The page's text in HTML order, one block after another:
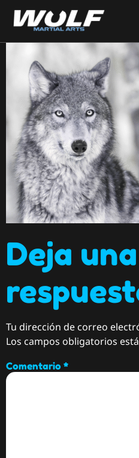
Deja una
Tu dirección de correo
Los campos obligatorios
Comentario *